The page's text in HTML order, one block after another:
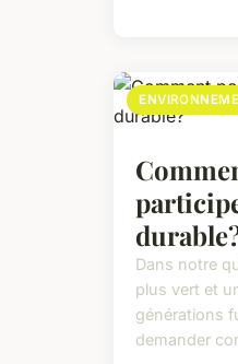
Dans notre
plus vert et
générations
demander